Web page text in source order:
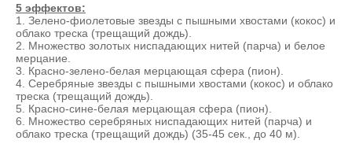
5 эффектов:
1. Зелено-фиолетовые звезды с пышными хвостами (кокос) и
облако треска (трещащий дождь).
2. Множество золотых ниспадающих нитей (парча) и белое
мерцание.
3. Красно-зелено-белая мерцающая сфера (пион).
4. Серебряные звезды с пышными хвостами (кокос) и облако
треска (трещащий дождь).
5. Красно-сине-белая мерцающая сфера (пион).
6. Множество серебряных ниспадающих нитей (парча) и
облако треска (трещащий дождь) (35-45 сек., до 40 м).
Работаем с 2010 года
Срочная доставка
Скидки постоянным
клиентам
Оплата удобным
способом